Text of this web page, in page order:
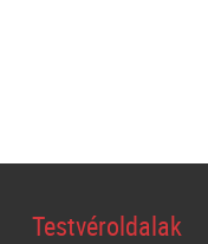
Testvéroldalak